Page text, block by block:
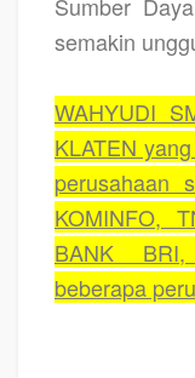
semakin
WAHYUDI
KLATEN
perusahaan
KOMINFO,
BANK
beberapa